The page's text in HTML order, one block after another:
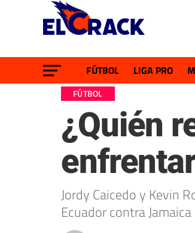
FÚTBOL LIGA PRO
FÚTBOL
¿Quién
Jordy Caicedo y Kevin
Ecuador contra